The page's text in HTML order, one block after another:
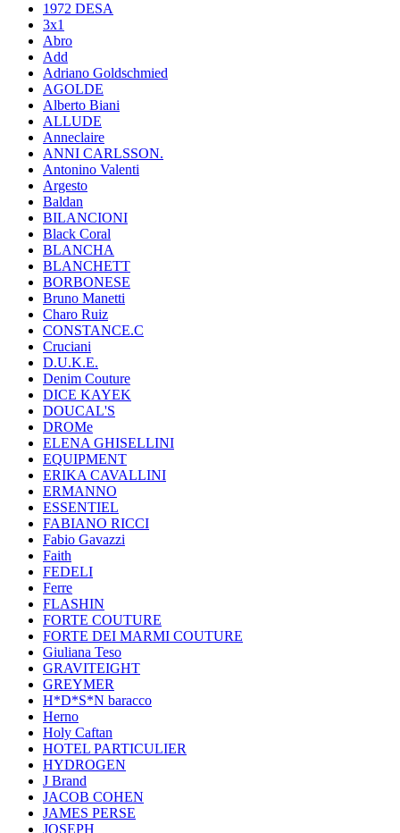
1972 DESA
3x1
Abro
Add
Adriano Goldschmied
AGOLDE
Alberto Biani
ALLUDE
Anneclaire
ANNI CARLSSON.
Antonino Valenti
Argesto
Baldan
BILANCIONI
Black Coral
BLANCHA
BLANCHETT
BORBONESE
Bruno Manetti
Charo Ruiz
CONSTANCE.C
Cruciani
D.U.K.E.
Denim Couture
DICE KAYEK
DOUCAL'S
DROMe
ELENA GHISELLINI
EQUIPMENT
ERIKA CAVALLINI
ERMANNO
ESSENTIEL
FABIANO RICCI
Fabio Gavazzi
Faith
FEDELI
Ferre
FLASHIN
FORTE COUTURE
FORTE DEI MARMI COUTURE
Giuliana Teso
GRAVITEIGHT
GREYMER
H*D*S*N baracco
Herno
Holy Caftan
HOTEL PARTICULIER
HYDROGEN
J Brand
JACOB COHEN
JAMES PERSE
JOSEPH